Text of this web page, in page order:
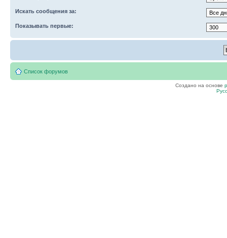
Искать сообщения за:
Показывать первые:
Список форумов
Создано на основе